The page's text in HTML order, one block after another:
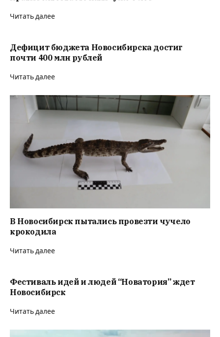
Читать далее
Дефицит бюджета Новосибирска достиг
почти 400 млн рублей
Читать далее
В Новосибирск пытались провезти чучело
крокодила
Читать далее
Фестиваль идей и людей “Новатория” ждет
Новосибирск
Читать далее